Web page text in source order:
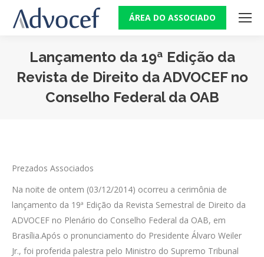
ÁREA DO ASSOCIADO
Lançamento da 19ª Edição da
Revista de Direito da ADVOCEF no
Conselho Federal da OAB
Prezados Associados
Na noite de ontem (03/12/2014) ocorreu a cerimônia de
lançamento da 19ª Edição da Revista Semestral de Direito da
ADVOCEF no Plenário do Conselho Federal da OAB, em
Brasília.Após o pronunciamento do Presidente Álvaro Weiler
Jr., foi proferida palestra pelo Ministro do Supremo Tribunal